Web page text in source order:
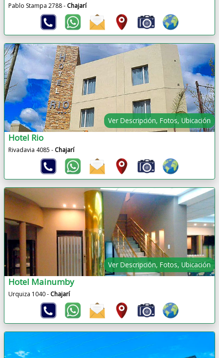
Pablo Stampa 2788 - Chajarí
Ver Descripción, Fotos, Ubicación
Hotel Rio
Rivadavia 4085 - Chajarí
Ver Descripción, Fotos, Ubicación
Hotel Mainumby
Urquiza 1040 - Chajarí